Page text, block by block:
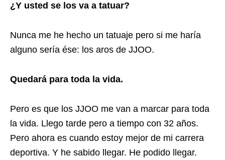
¿Y usted se los va a tatuar?
Nunca me he hecho un tatuaje pero si me haría
alguno sería ése: los aros de JJOO.
Quedará para toda la vida.
Pero es que los JJOO me van a marcar para toda
la vida. Llego tarde pero a tiempo con 32 años.
Pero ahora es cuando estoy mejor de mi carrera
deportiva. Y he sabido llegar. He podido llegar.